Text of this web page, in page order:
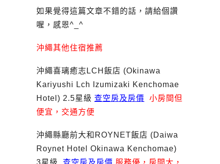
如果覺得這篇文章不錯的話，請給個讚
喔，感恩^_^
沖繩其他住宿推薦
沖繩喜璃癒志LCH飯店 (Okinawa
Kariyushi Lch Izumizaki Kenchomae
Hotel) 2.5星級 查空房及房價
小房間但
便宜，交通方便
沖繩縣廳前大和ROYNET飯店 (Daiwa
Roynet Hotel Okinawa Kenchomae)
3星級 查空房及房價 服務優，房間大，